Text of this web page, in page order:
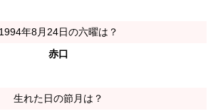
1994年8月24日の六曜は？
赤口
生れた日の節月は？